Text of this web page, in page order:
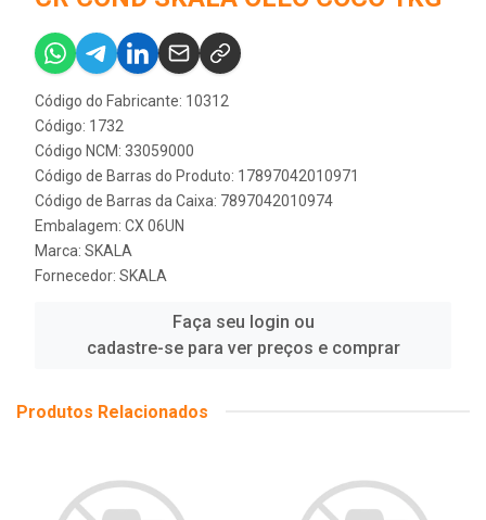
Código do Fabricante: 10312
Código: 1732
Código NCM: 33059000
Código de Barras do Produto: 17897042010971
Código de Barras da Caixa: 7897042010974
Embalagem: CX 06UN
Marca: SKALA
Fornecedor: SKALA
Faça seu login ou
cadastre-se para ver preços e comprar
Produtos Relacionados